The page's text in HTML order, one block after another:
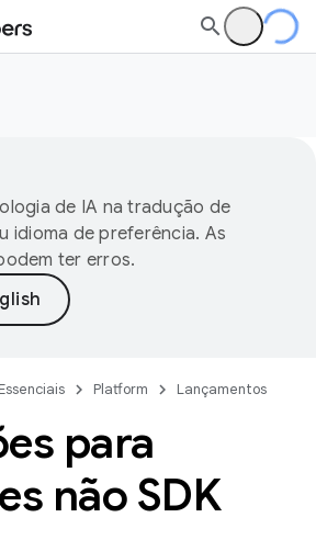
de IA na tradução de
idioma de preferência. As
ter erros.
Essenciais Platform Lançamentos
para
não SDK